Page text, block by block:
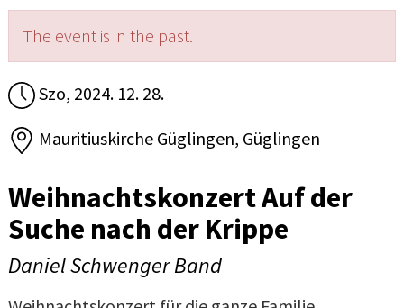
The event is in the past.
Szo, 2024. 12. 28.
Mauritiuskirche Güglingen, Güglingen
Weihnachtskonzert Auf der
Suche nach der Krippe
Daniel Schwenger Band